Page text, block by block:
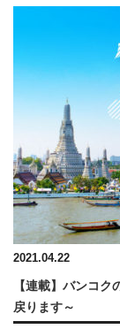
2021.04.22
【連載】バンコ
戻ります～